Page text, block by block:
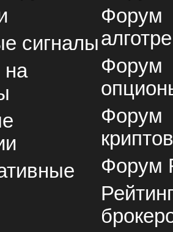
сигналы
на
Форум
Форум
Форум
Форум